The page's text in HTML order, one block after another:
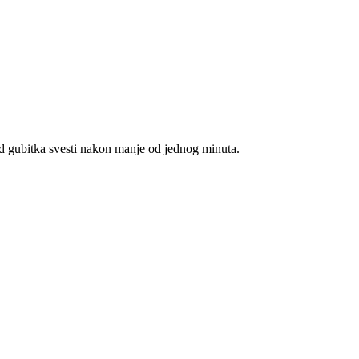
svesti nakon manje od jednog minuta.